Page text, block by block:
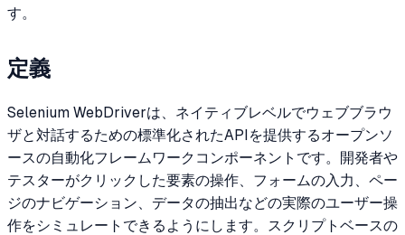
す。
定義
Selenium WebDriverは、ネイティブレベルでウェブブラウ
ザと対話するための標準化されたAPIを提供するオープンソ
ースの自動化フレームワークコンポーネントです。開発者や
テスターがクリックした要素の操作、フォームの入力、ペー
ジのナビゲーション、データの抽出などの実際のユーザー操
作をシミュレートできるようにします。スクリプトベースの